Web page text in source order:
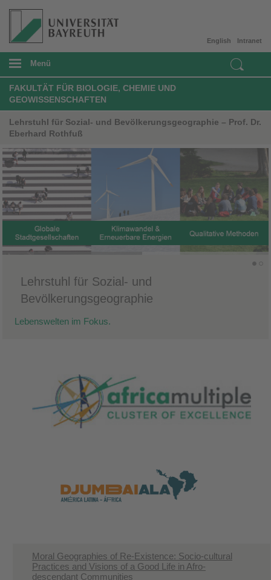
Intranet
English
Menü
FAKULTÄT FÜR BIOLOGIE, CHEMIE UND
GEOWISSENSCHAFTEN
Lehrstuhl für Sozial- und Bevölkerungsgeographie – Prof. Dr.
Eberhard Rothfuß
Lehrstuhl für Sozial- und
Bevölkerungsgeographie
Lebenswelten im Fokus.
Moral Geographies of Re-Existence: Socio-cultural
Practices and Visions of a Good Life in Afro-
descendant Communities